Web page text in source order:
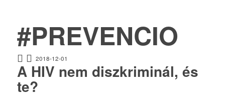
#PREVENCIO
2018-12-01
A HIV nem diszkriminál, és
te?